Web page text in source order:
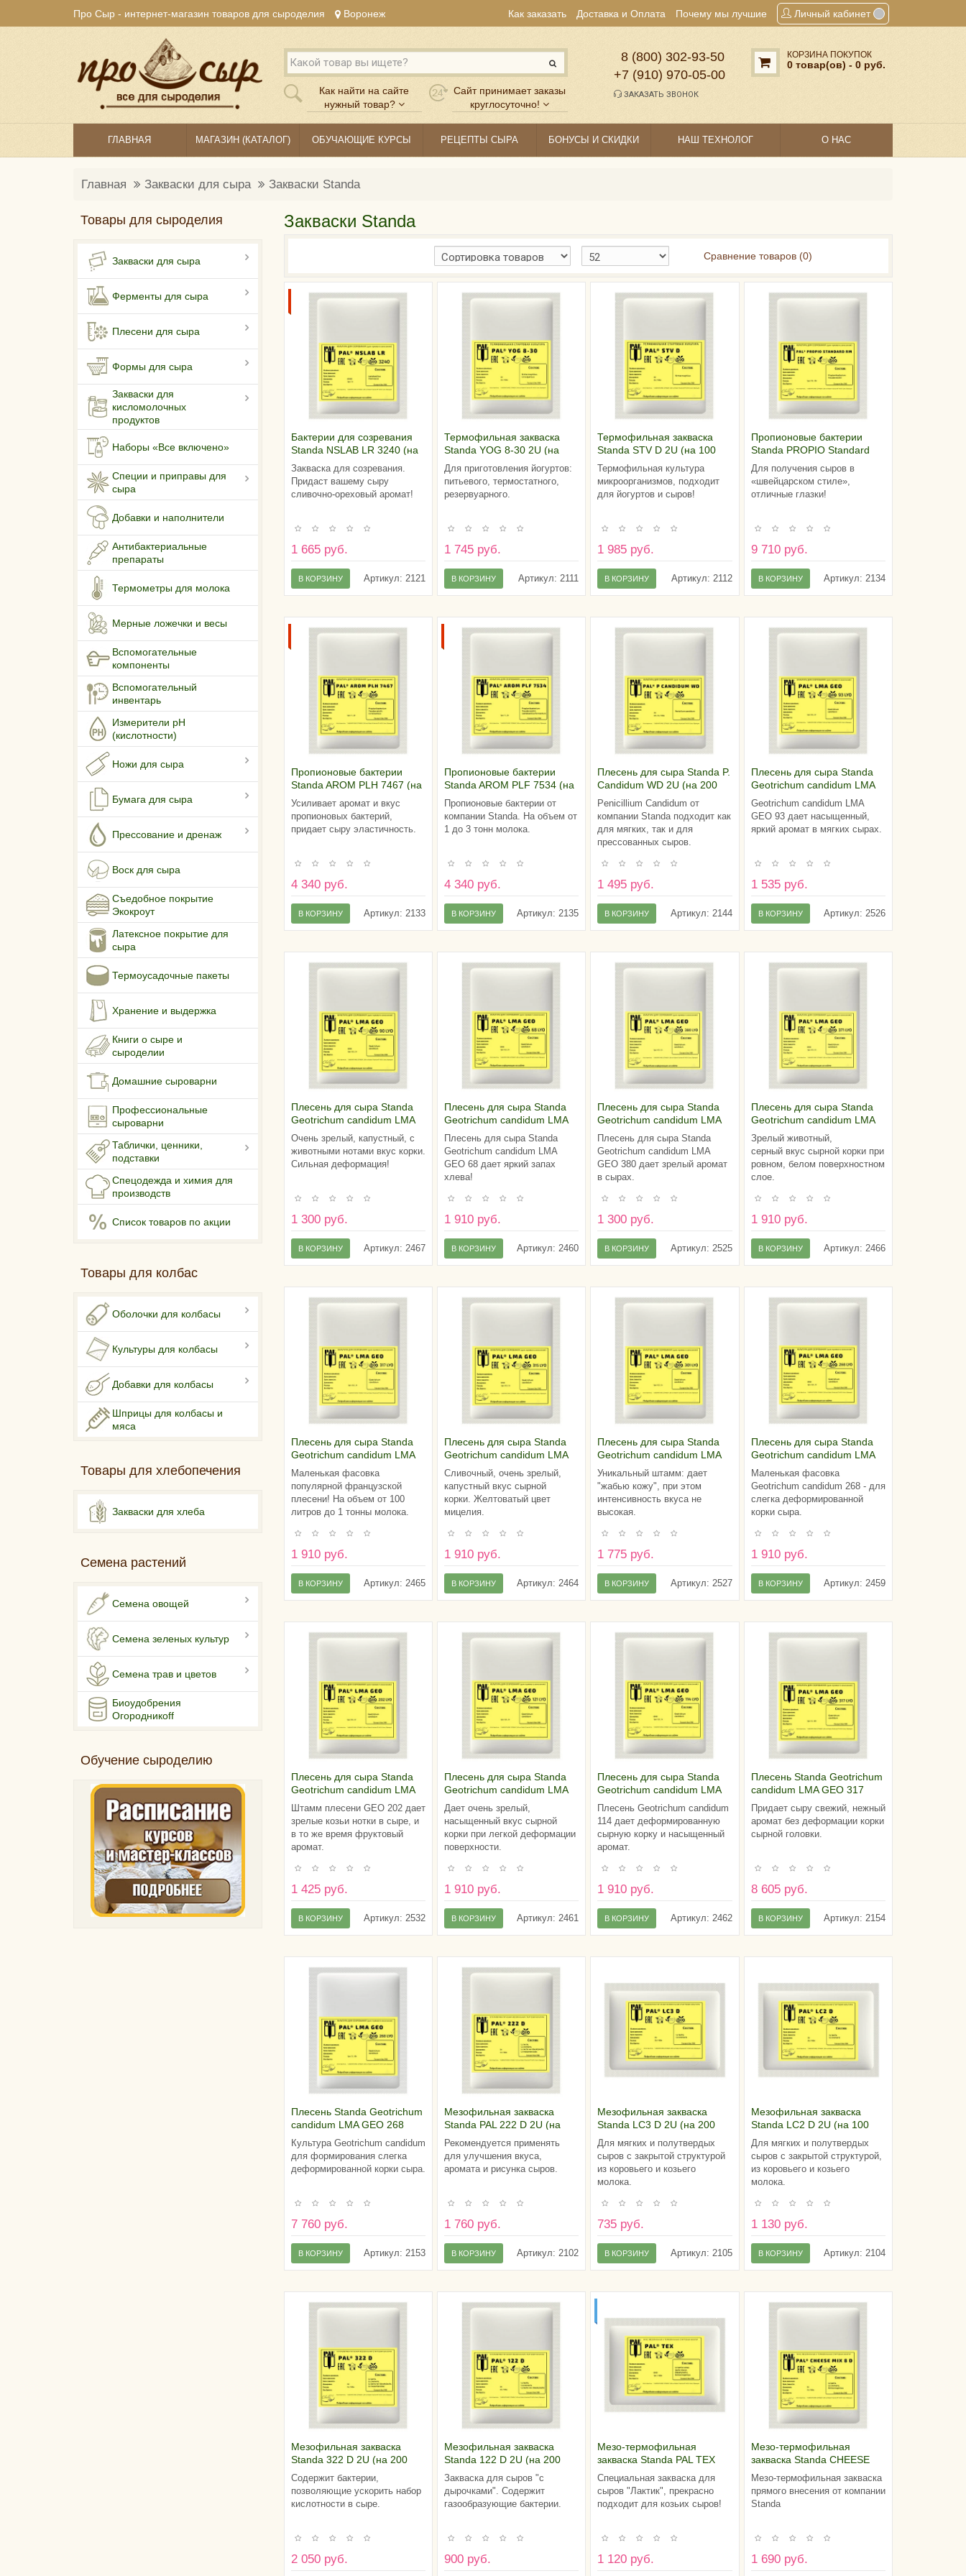
Про Сыр - интернет-магазин товаров для сыроделия Воронеж Как заказать Доставка и Оплата Почему мы лучшие Личный кабинет
Как найти на сайте
нужный товар?
Сайт принимает заказы
круглосуточно!
8 (800) 302‑93‑50
+7 (910) 970‑05‑00
ЗАКАЗАТЬ ЗВОНОК
КОРЗИНА ПОКУПОК
0 товар(ов) - 0 руб.
ГЛАВНАЯ МАГАЗИН (КАТАЛОГ) ОБУЧАЮЩИЕ КУРСЫ РЕЦЕПТЫ СЫРА БОНУСЫ И СКИДКИ НАШ ТЕХНОЛОГ О НАС
Главная Закваски для сыра Закваски Standa
Товары для сыроделия
Закваски для сыра
Ферменты для сыра
Плесени для сыра
Формы для сыра
Закваски для
кисломолочных
продуктов
Наборы «Все включено»
Специи и приправы для
сыра
Добавки и наполнители
Антибактериальные
препараты
Термометры для молока
Мерные ложечки и весы
Вспомогательные
компоненты
Вспомогательный
инвентарь
Измерители pH
(кислотности)
Ножи для сыра
Бумага для сыра
Прессование и дренаж
Воск для сыра
Съедобное покрытие
Экокроут
Латексное покрытие для
сыра
Термоусадочные пакеты
Хранение и выдержка
Книги о сыре и
сыроделии
Домашние сыроварни
Профессиональные
сыроварни
Таблички, ценники,
подставки
Спецодежда и химия для
производств
Список товаров по акции
Товары для колбас
Оболочки для колбасы
Культуры для колбасы
Добавки для колбасы
Шприцы для колбасы и
мяса
Товары для хлебопечения
Закваски для хлеба
Семена растений
Семена овощей
Семена зеленых культур
Семена трав и цветов
Биоудобрения
Огородникоff
Обучение сыроделию
Закваски Standa
Сравнение товаров (0)
ЭКСКЛЮЗИВНО!
Бактерии для созревания
Standa NSLAB LR 3240 (на
1 тонну молока)
Закваска для созревания.
Придаст вашему сыру
сливочно-ореховый аромат!
1 665 руб.
Артикул: 2121
В КОРЗИНУ
Термофильная закваска
Standa YOG 8-30 2U (на
100 литров молока)
Для приготовления йогуртов:
питьевого, термостатного,
резервуарного.
1 745 руб.
Артикул: 2111
В КОРЗИНУ
Термофильная закваска
Standa STV D 2U (на 100
литров молока)
Термофильная культура
микроорганизмов, подходит
для йогуртов и сыров!
1 985 руб.
Артикул: 2112
В КОРЗИНУ
Пропионовые бактерии
Standa PROPIO Standard
RM (на 10-15 тонн молока)
Для получения сыров в
«швейцарском стиле»,
отличные глазки!
9 710 руб.
Артикул: 2134
В КОРЗИНУ
ЭКСКЛЮЗИВНО!
Пропионовые бактерии
Standa AROM PLH 7467 (на
1-3 тонны молока)
Усиливает аромат и вкус
пропионовых бактерий,
придает сыру эластичность.
4 340 руб.
Артикул: 2133
В КОРЗИНУ
ЭКСКЛЮЗИВНО!
Пропионовые бактерии
Standa AROM PLF 7534 (на
1-3 тонны молока)
Пропионовые бактерии от
компании Standa. На объем от
1 до 3 тонн молока.
4 340 руб.
Артикул: 2135
В КОРЗИНУ
Плесень для сыра Standa P.
Candidum WD 2U (на 200
литров молока)
Penicillium Candidum от
компании Standa подходит как
для мягких, так и для
прессованных сыров.
1 495 руб.
Артикул: 2144
В КОРЗИНУ
Плесень для сыра Standa
Geotrichum candidum LMA
GEO 93 (на 100 литров
молока)
Geotrichum candidum LMA
GEO 93 дает насыщенный,
яркий аромат в мягких сырах.
1 535 руб.
Артикул: 2526
В КОРЗИНУ
Плесень для сыра Standa
Geotrichum candidum LMA
GEO 90 (на 100 литров
молока)
Очень зрелый, капустный, с
животными нотами вкус корки.
Сильная деформация!
1 300 руб.
Артикул: 2467
В КОРЗИНУ
Плесень для сыра Standa
Geotrichum candidum LMA
GEO 68 (на 100 литров
молока)
Плесень для сыра Standa
Geotrichum candidum LMA
GEO 68 дает яркий запах
хлева!
1 910 руб.
Артикул: 2460
В КОРЗИНУ
Плесень для сыра Standa
Geotrichum candidum LMA
GEO 380 (на 100 литров
молока)
Плесень для сыра Standa
Geotrichum candidum LMA
GEO 380 дает зрелый аромат
в сырах.
1 300 руб.
Артикул: 2525
В КОРЗИНУ
Плесень для сыра Standa
Geotrichum candidum LMA
GEO 371 (на 100 литров
молока)
Зрелый животный,
серный вкус сырной корки при
ровном, белом поверхностном
слое.
1 910 руб.
Артикул: 2466
В КОРЗИНУ
Плесень для сыра Standa
Geotrichum candidum LMA
GEO 317 (на 100 литров
Маленькая фасовка
популярной французской
плесени! На объем от 100
литров до 1 тонны молока.
1 910 руб.
Артикул: 2465
В КОРЗИНУ
Плесень для сыра Standa
Geotrichum candidum LMA
GEO 315 (на 100 литров
Сливочный, очень зрелый,
капустный вкус сырной
корки. Желтоватый цвет
мицелия.
1 910 руб.
Артикул: 2464
В КОРЗИНУ
Плесень для сыра Standa
Geotrichum candidum LMA
GEO 301 (на 100 литров
молока)
Уникальный штамм: дает
"жабью кожу", при этом
интенсивность вкуса не
высокая.
1 775 руб.
Артикул: 2527
В КОРЗИНУ
Плесень для сыра Standa
Geotrichum candidum LMA
GEO 268 (на 100 литров
молока)
Маленькая фасовка
Geotrichum candidum 268 - для
слегка деформированной
корки сыра.
1 910 руб.
Артикул: 2459
В КОРЗИНУ
Плесень для сыра Standa
Geotrichum candidum LMA
GEO 202 (на 100 литров
Штамм плесени GEO 202 дает
зрелые козьи нотки в сыре, и
в то же время фруктовый
аромат.
1 425 руб.
Артикул: 2532
В КОРЗИНУ
Плесень для сыра Standa
Geotrichum candidum LMA
GEO 121 (на 100 литров
молока)
Дает очень зрелый,
насыщенный вкус сырной
корки при легкой деформации
поверхности.
1 910 руб.
Артикул: 2461
В КОРЗИНУ
Плесень для сыра Standa
Geotrichum candidum LMA
GEO 114 (на 100 литров
молока)
Плесень Geotrichum candidum
114 дает деформированную
сырную корку и насыщенный
аромат.
1 910 руб.
Артикул: 2462
В КОРЗИНУ
Плесень Standa Geotrichum
candidum LMA GEO 317
Придает сыру свежий, нежный
аромат без деформации корки
сырной головки.
8 605 руб.
Артикул: 2154
В КОРЗИНУ
Плесень Standa Geotrichum
candidum LMA GEO 268
Культура Geotrichum candidum
для формирования слегка
деформированной корки сыра.
7 760 руб.
Артикул: 2153
В КОРЗИНУ
Мезофильная закваска
Standa PAL 222 D 2U (на
200 литров молока)
Рекомендуется применять
для улучшения вкуса,
аромата и рисунка сыров.
1 760 руб.
Артикул: 2102
В КОРЗИНУ
Мезофильная закваска
Standa LC3 D 2U (на 200
литров молока)
Для мягких и полутвердых
сыров с закрытой структурой
из коровьего и козьего
молока.
735 руб.
Артикул: 2105
В КОРЗИНУ
Мезофильная закваска
Standa LC2 D 2U (на 100
литров молока)
Для мягких и полутвердых
сыров с закрытой структурой,
из коровьего и козьего
молока.
1 130 руб.
Артикул: 2104
В КОРЗИНУ
Мезофильная закваска
Standa 322 D 2U (на 200
литров молока)
Содержит бактерии,
позволяющие ускорить набор
кислотности в сыре.
2 050 руб.
Мезофильная закваска
Standa 122 D 2U (на 200
литров молока)
Закваска для сыров "с
дырочками". Содержит
газообразующие бактерии.
900 руб.
Мезо-термофильная
закваска Standa PAL TEX
100l (на 100 литров молока)
Специальная закваска для
сыров "Лактик", прекрасно
подходит для козьих сыров!
1 120 руб.
Мезо-термофильная
закваска Standa CHEESE
MIX 8D 2U (на 200 литров
молока)
Мезо-термофильная закваска
прямого внесения от компании
Standa
1 690 руб.